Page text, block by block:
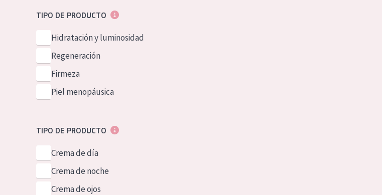
GermanTIPO DE PRODUCTO
Hidratación y luminosidad
Regeneración
Firmeza
Piel menopáusica
TIPO DE PRODUCTO
Crema de día
Crema de noche
Crema de ojos